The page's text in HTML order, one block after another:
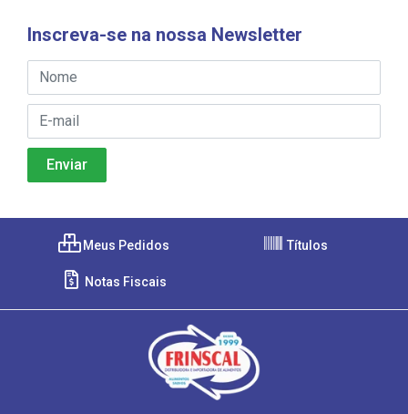
Inscreva-se na nossa Newsletter
Meus Pedidos Títulos
Notas Fiscais